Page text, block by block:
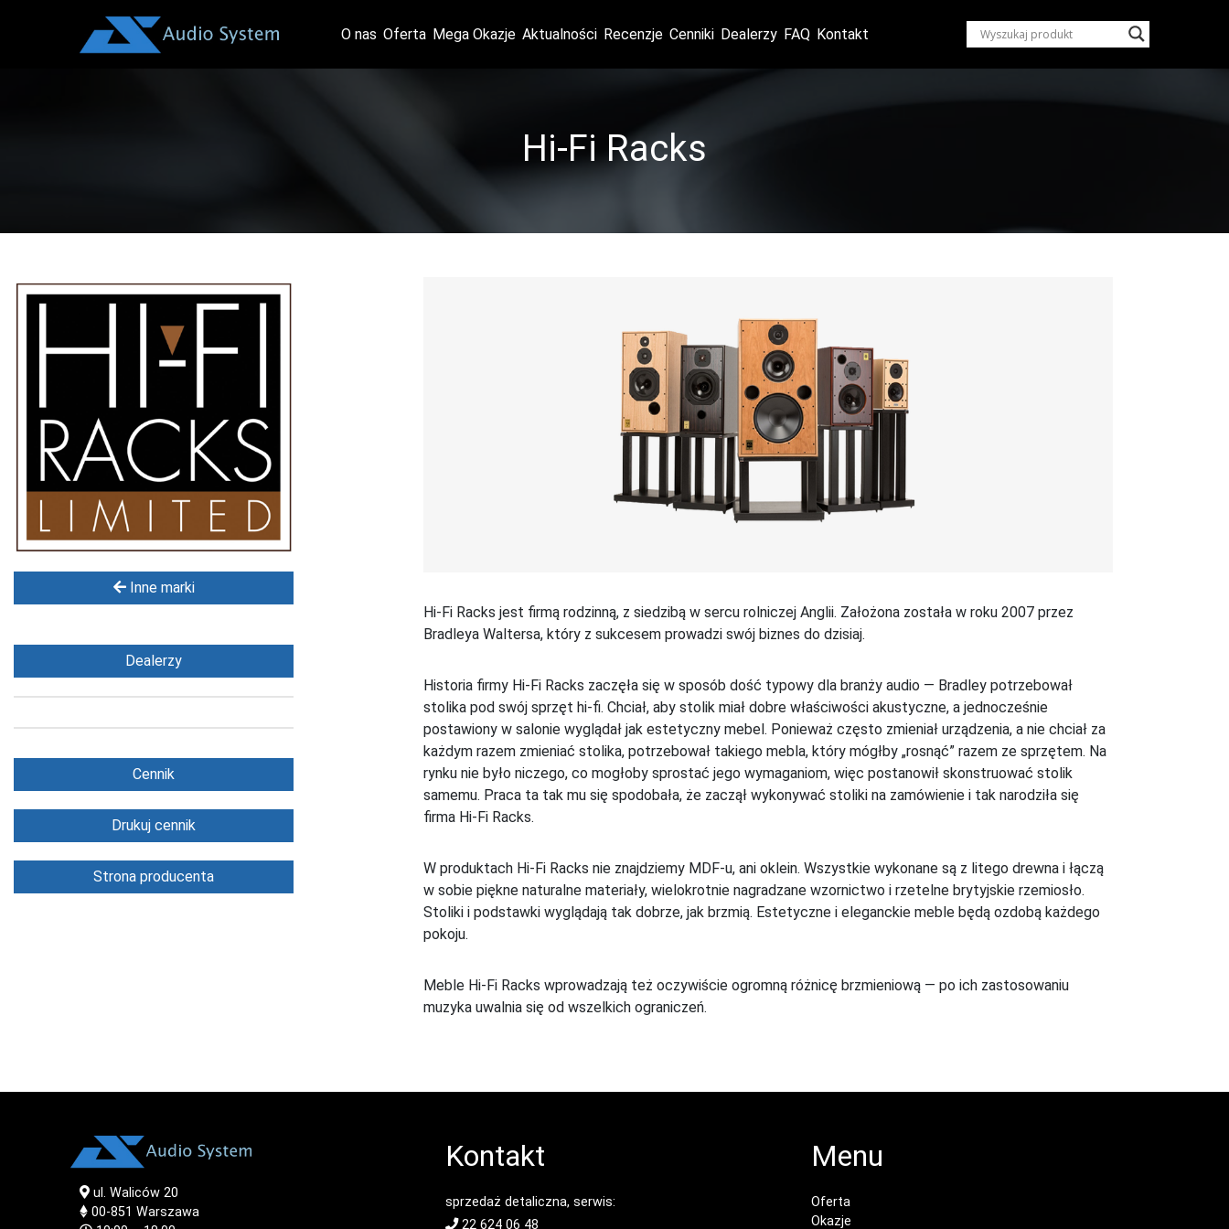
O nas Oferta Mega Okazje Aktualności Recenzje Cenniki Dealerzy FAQ Kontakt
Hi-Fi Racks
Inne marki
Dealerzy
Cennik
Drukuj cennik
Strona producenta
Hi-Fi Racks jest firmą rodzinną, z siedzibą w sercu rolniczej Anglii. Założona została w roku 2007 przez
Bradleya Waltersa, który z sukcesem prowadzi swój biznes do dzisiaj.
Historia firmy Hi-Fi Racks zaczęła się w sposób dość typowy dla branży audio — Bradley potrzebował
stolika pod swój sprzęt hi-fi. Chciał, aby stolik miał dobre właściwości akustyczne, a jednocześnie
postawiony w salonie wyglądał jak estetyczny mebel. Ponieważ często zmieniał urządzenia, a nie chciał za
każdym razem zmieniać stolika, potrzebował takiego mebla, który mógłby „rosnąć” razem ze sprzętem. Na
rynku nie było niczego, co mogłoby sprostać jego wymaganiom, więc postanowił skonstruować stolik
samemu. Praca ta tak mu się spodobała, że zaczął wykonywać stoliki na zamówienie i tak narodziła się
firma Hi-Fi Racks.
W produktach Hi-Fi Racks nie znajdziemy MDF-u, ani oklein. Wszystkie wykonane są z litego drewna i łączą
w sobie piękne naturalne materiały, wielokrotnie nagradzane wzornictwo i rzetelne brytyjskie rzemiosło.
Stoliki i podstawki wyglądają tak dobrze, jak brzmią. Estetyczne i eleganckie meble będą ozdobą każdego
pokoju.
Meble Hi-Fi Racks wprowadzają też oczywiście ogromną różnicę brzmieniową — po ich zastosowaniu
muzyka uwalnia się od wszelkich ograniczeń.
ul. Waliców 20
00-851 Warszawa
Kontakt
sprzedaż detaliczna, serwis:
22 624 06 48
Menu
Oferta
Okazje